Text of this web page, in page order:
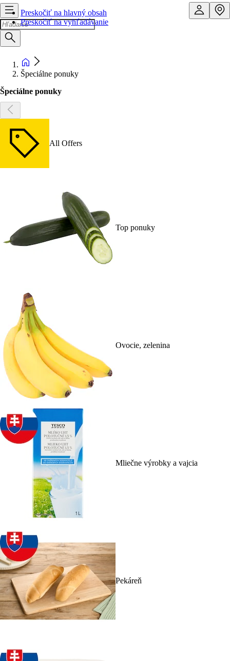
Preskočiť na hlavný obsah
Preskočiť na vyhľadávanie
Špeciálne ponuky
Špeciálne ponuky
All Offers
Top ponuky
Ovocie, zelenina
Mliečne výrobky a vajcia
Pekáreň